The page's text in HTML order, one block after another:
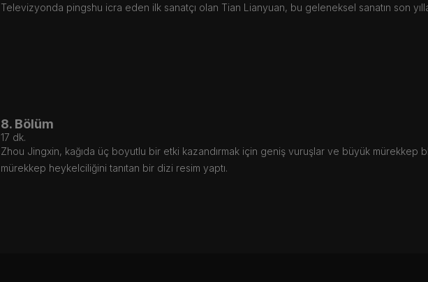
Televizyonda pingshu icra eden ilk sanatçı olan Tian Lianyuan, bu geleneksel sanatın son
8. Bölüm
17 dk.
Zhou Jingxin, kağıda üç boyutlu bir etki kazandırmak için geniş vuruşlar ve büyük mürekkep
mürekkep heykelciliğini tanıtan bir dizi resim yaptı.